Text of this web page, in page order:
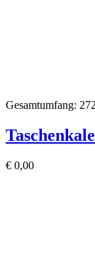
Gesamtumfang:
€ 0,00